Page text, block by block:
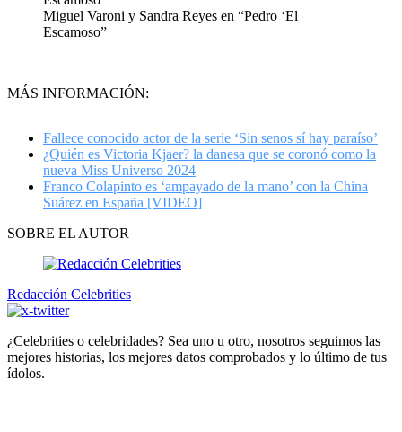
Miguel Varoni y Sandra Reyes en “Pedro ‘El
Escamoso”
MÁS INFORMACIÓN:
Fallece conocido actor de la serie ‘Sin senos sí hay paraíso’
¿Quién es Victoria Kjaer? la danesa que se coronó como la
nueva Miss Universo 2024
Franco Colapinto es ‘ampayado de la mano’ con la China
Suárez en España [VIDEO]
SOBRE EL AUTOR
Redacción Celebrities
¿Celebrities o celebridades? Sea uno u otro, nosotros seguimos las
mejores historias, los mejores datos comprobados y lo último de tus
ídolos.